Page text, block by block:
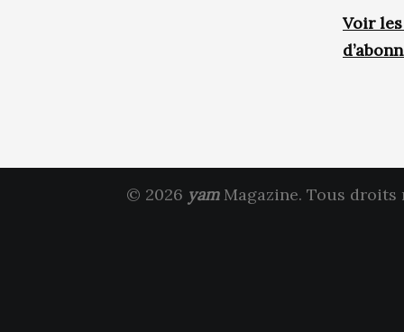
Voir
© 2026 yamMagazine. Tous droits